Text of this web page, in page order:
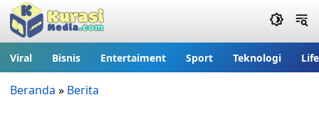
Viral Bisnis Entertaiment Sport Teknologi
Beranda » Berita